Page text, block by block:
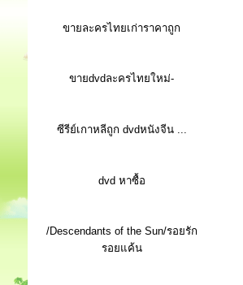
ขายละครไทยเก่าราคาถูก
ขายdvdละครไทยใหม่-
ซีรีย์เกาหลีถูก dvdหนังจีน ...
dvd หาซื้อ
/Descendants of the Sun/รอยรัก
รอยแค้น